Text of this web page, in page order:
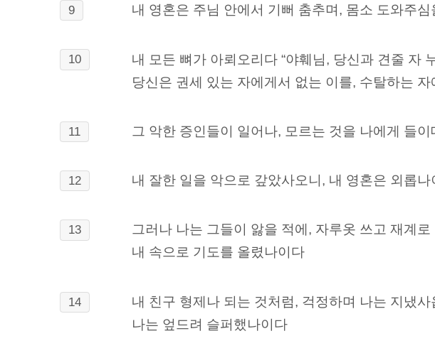
9 내 영혼은 주님 안에서 기뻐 춤추며, 몸소 도와주심
10
내 모든 뼈가 아뢰오리다 “야훼님, 당신과 견줄 자
당신은 권세 있는 자에게서 없는 이를, 수탈하는
11 그 악한 증인들이 일어나, 모르는 것을 나에게 들이
12 내 잘한 일을 악으로 갚았사오니, 내 영혼은 외롭나
13
그러나 나는 그들이 앓을 적에, 자루옷 쓰고 재계로
내 속으로 기도를 올렸나이다
14
내 친구 형제나 되는 것처럼, 걱정하며 나는 지냈
나는 엎드려 슬퍼했나이다